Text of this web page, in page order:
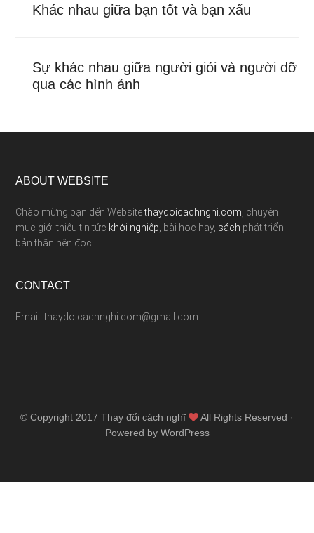
Khác nhau giữa bạn tốt và bạn xấu
Sự khác nhau giữa người giỏi và người dỡ
qua các hình ảnh
ABOUT WEBSITE
Chào mừng bạn đến Websitethaydoicachnghi.com , chuyên
mục giới thiệu tin tức khởi nghiệp , bài học hay, sách phát triển
bản thân nên đọc
CONTACT
Email: thaydoicachnghi.com@gmail.com
© Copyright 2017 Thay đổi cách nghĩ
All Rights Reserved ·
Powered by WordPress